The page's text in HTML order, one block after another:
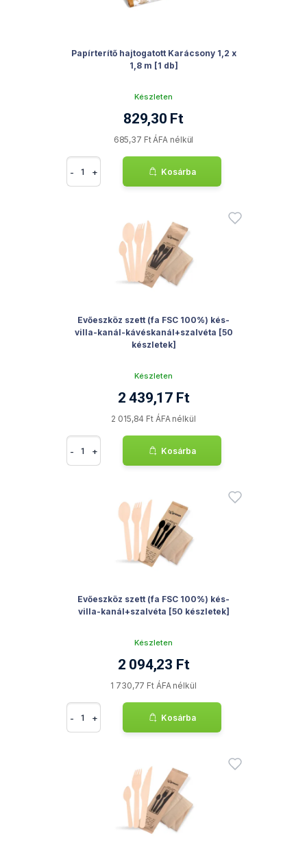
Papírterítő hajtogatott Karácsony 1,2 x
1,8 m [1 db]
Készleten
829,30 Ft
685,37 Ft ÁFA nélkül
- + Kosárba
Evőeszköz szett (fa FSC 100%) kés-
villa-kanál-kávéskanál+szalvéta [50
készletek]
Készleten
2 439,17 Ft
2 015,84 Ft ÁFA nélkül
- + Kosárba
Evőeszköz szett (fa FSC 100%) kés-
villa-kanál+szalvéta [50 készletek]
Készleten
2 094,23 Ft
1 730,77 Ft ÁFA nélkül
- + Kosárba